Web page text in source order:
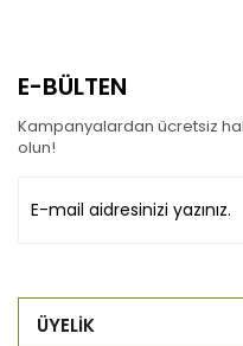
E-BÜLTEN
Kampanyalardan ücretsiz
olun!
ÜYELİK